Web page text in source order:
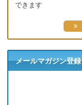
できます
メールマガジン登録